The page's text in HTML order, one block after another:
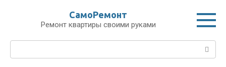
СамоРемонт
Ремонт квартиры своими руками
Поиск: